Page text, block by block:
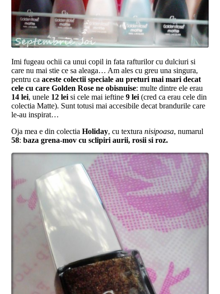
Imi fugeau ochii ca unui copil in fata rafturilor cu dulciuri si
care nu mai stie ce sa aleaga… Am ales cu greu una singura,
pentru ca aceste colectii speciale au preturi mai mari decat
cele cu care Golden Rose ne obisnuise: multe dintre ele erau
14 lei, unele 12 lei si cele mai ieftine 9 lei (cred ca erau cele din
colectia Matte). Sunt totusi mai accesibile decat brandurile care
le-au inspirat…
Oja mea e din colectia Holiday, cu textura nisipoasa, numarul
58: baza grena-mov cu sclipiri aurii, rosii si roz.